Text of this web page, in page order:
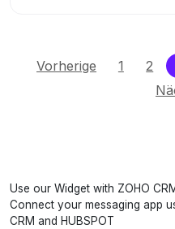
Vorherige 1 2
Use our Widget with ZOHO
Connect your messaging app
CRM and HUBSPOT